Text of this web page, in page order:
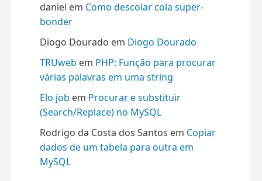
daniel em Como descolar cola super-
bonder
Diogo Dourado em Diogo Dourado
TRUweb em PHP: Função para procurar
várias palavras em uma string
Elo job em Procurar e substituir
(Search/Replace) no MySQL
Rodrigo da Costa dos Santos em Copiar
dados de um tabela para outra em
MySQL